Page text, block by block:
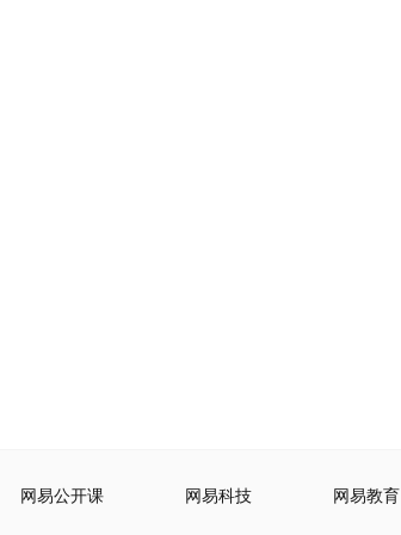
网易公开课 网易科技 网易教育